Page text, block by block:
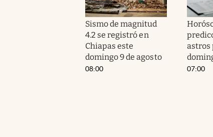
Sismo de magnitud
4.2 se registró en
Chiapas este
domingo 9 de agosto
08:00
astros
07:00